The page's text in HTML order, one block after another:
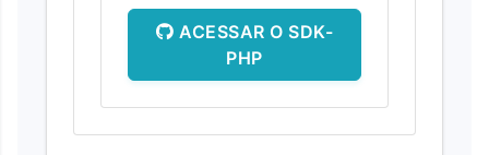
ACESSAR O SDK-
PHP